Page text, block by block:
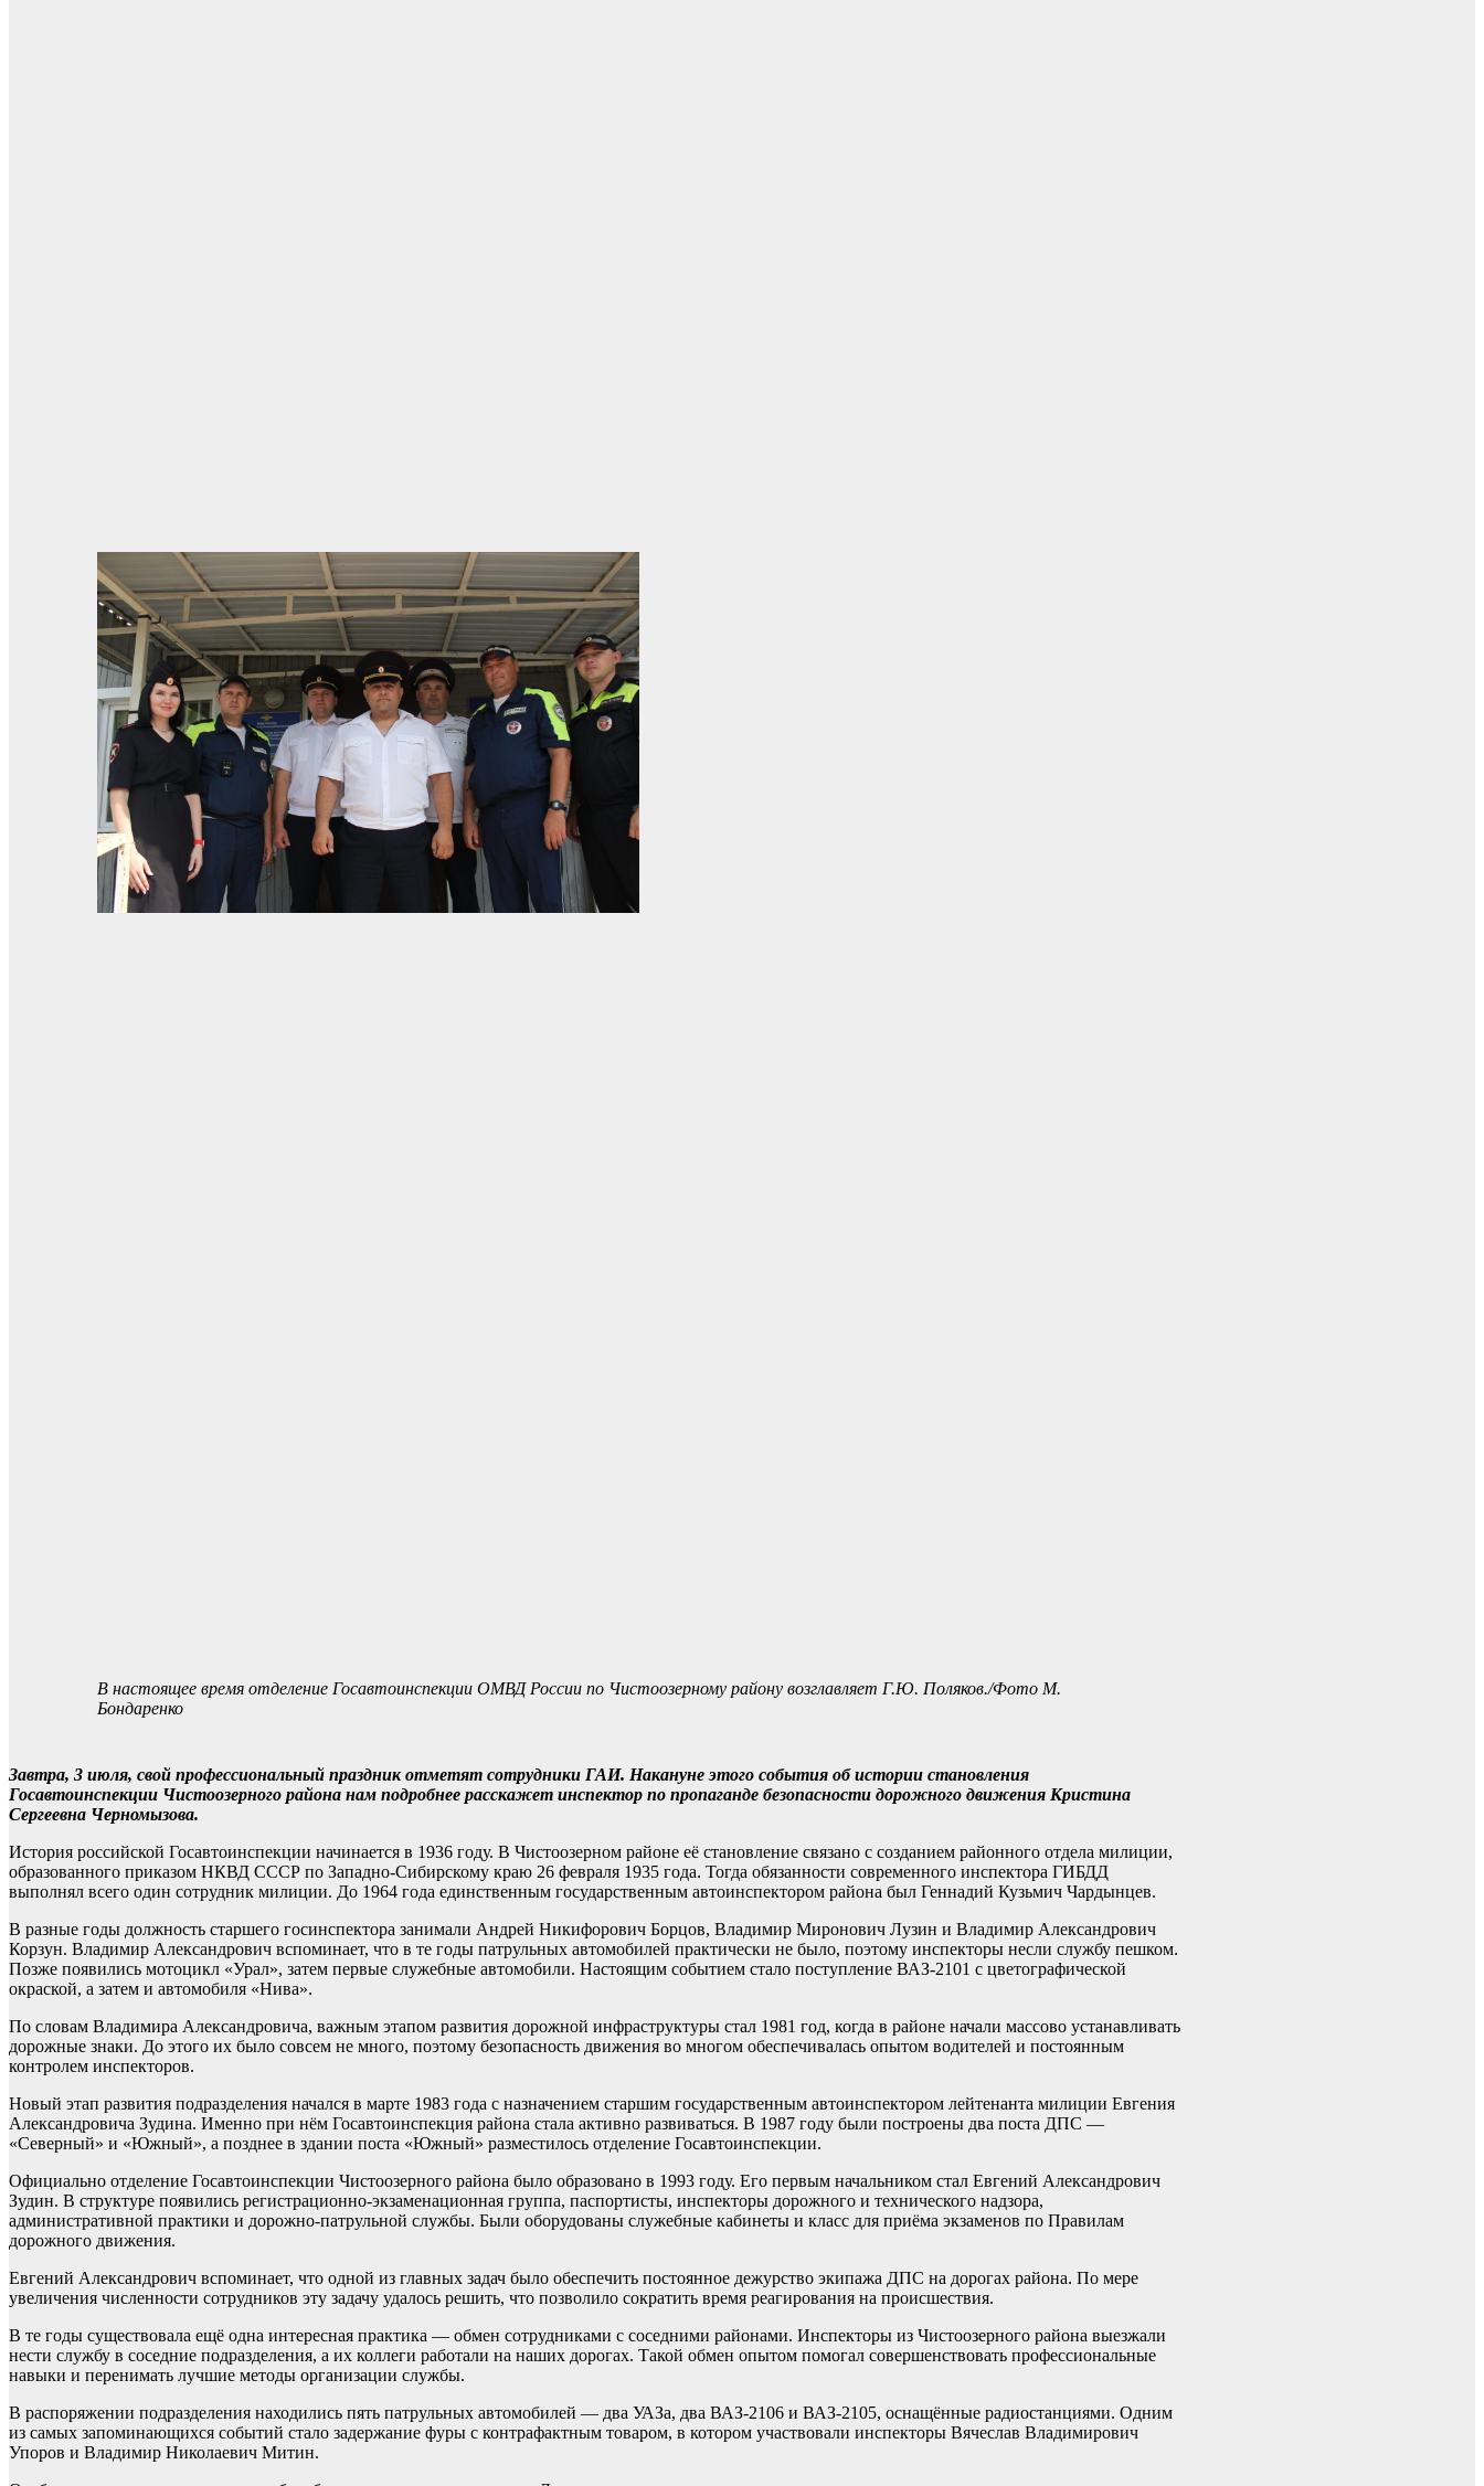
В настоящее время отделение Госавтоинспекции ОМВД России по Чистоозерному району возглавляет Г.Ю. Поляков./Фото М.
Бондаренко
Завтра, 3 июля, свой профессиональный праздник отметят сотрудники ГАИ. Накануне этого события об истории становления
Госавтоинспекции Чистоозерного района нам подробнее расскажет инспектор по пропаганде безопасности дорожного движения Кристина
Сергеевна Черномызова.
История российской Госавтоинспекции начинается в 1936 году. В Чистоозерном районе её становление связано с созданием районного отдела милиции,
образованного приказом НКВД СССР по Западно-Сибирскому краю 26 февраля 1935 года. Тогда обязанности современного инспектора ГИБДД
выполнял всего один сотрудник милиции. До 1964 года единственным государственным автоинспектором района был Геннадий Кузьмич Чардынцев.
В разные годы должность старшего госинспектора занимали Андрей Никифорович Борцов, Владимир Миронович Лузин и Владимир Александрович
Корзун. Владимир Александрович вспоминает, что в те годы патрульных автомобилей практически не было, поэтому инспекторы несли службу пешком.
Позже появились мотоцикл «Урал», затем первые служебные автомобили. Настоящим событием стало поступление ВАЗ-2101 с цветографической
окраской, а затем и автомобиля «Нива».
По словам Владимира Александровича, важным этапом развития дорожной инфраструктуры стал 1981 год, когда в районе начали массово устанавливать
дорожные знаки. До этого их было совсем не много, поэтому безопасность движения во многом обеспечивалась опытом водителей и постоянным
контролем инспекторов.
Новый этап развития подразделения начался в марте 1983 года с назначением старшим государственным автоинспектором лейтенанта милиции Евгения
Александровича Зудина. Именно при нём Госавтоинспекция района стала активно развиваться. В 1987 году были построены два поста ДПС —
«Северный» и «Южный», а позднее в здании поста «Южный» разместилось отделение Госавтоинспекции.
Официально отделение Госавтоинспекции Чистоозерного района было образовано в 1993 году. Его первым начальником стал Евгений Александрович
Зудин. В структуре появились регистрационно-экзаменационная группа, паспортисты, инспекторы дорожного и технического надзора,
административной практики и дорожно-патрульной службы. Были оборудованы служебные кабинеты и класс для приёма экзаменов по Правилам
дорожного движения.
Евгений Александрович вспоминает, что одной из главных задач было обеспечить постоянное дежурство экипажа ДПС на дорогах района. По мере
увеличения численности сотрудников эту задачу удалось решить, что позволило сократить время реагирования на происшествия.
В те годы существовала ещё одна интересная практика — обмен сотрудниками с соседними районами. Инспекторы из Чистоозерного района выезжали
нести службу в соседние подразделения, а их коллеги работали на наших дорогах. Такой обмен опытом помогал совершенствовать профессиональные
навыки и перенимать лучшие методы организации службы.
В распоряжении подразделения находились пять патрульных автомобилей — два УАЗа, два ВАЗ-2106 и ВАЗ-2105, оснащённые радиостанциями. Одним
из самых запоминающихся событий стало задержание фуры с контрафактным товаром, в котором участвовали инспекторы Вячеслав Владимирович
Упоров и Владимир Николаевич Митин.